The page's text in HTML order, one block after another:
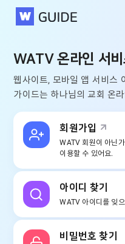
WATV
WATV 온라인 서
웹사이트, 모바일 앱 서비스
가이드는 하나님의 교회 온
회원가입
WATV 회원이 아닌
이용할 수 있어요.
아이디 찾기
WATV 아이디를 잊
비밀번호 찾기